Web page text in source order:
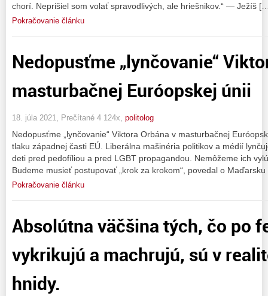
chorí. Neprišiel som volať spravodlivých, ale hriešnikov.“ — Ježíš
Pokračovanie článku
Nedopusťme „lynčovanie“
masturbačnej Euróopskej únii
18. júla 2021, Prečítané 4 124x, politolog
Nedopusťme „lynčovanie“ Viktora Orbána v masturbačnej
tlaku západnej časti EÚ. Liberálna mašinéria politikov a médií
deti pred pedofíliou a pred LGBT propagandou. Nemôžeme ich
Budeme musieť postupovať „krok za krokom“, povedal o
Pokračovanie článku
Absolútna väčšina tých, čo po
vykrikujú a machrujú, sú v
hnidy.